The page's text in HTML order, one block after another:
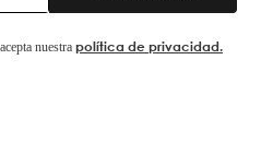
nuestra política de privacidad.